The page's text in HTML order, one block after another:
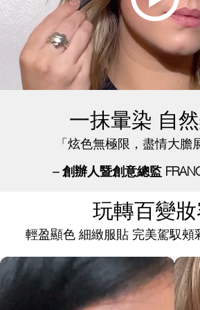
一抹暈染 自
「炫色無極限，盡情大膽
– 創辦人暨創意總監
玩轉百變
輕盈顯色 細緻服貼 完美駕馭頰